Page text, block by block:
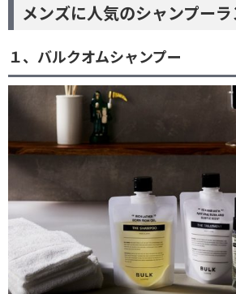
メンズに人気のシャンプー
１、バルクオムシャンプー